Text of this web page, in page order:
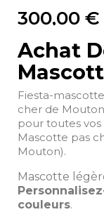
300,00 €
Achat
Fiesta-
cher de
pour toutes vos
Mascotte pas
Mouton).
Mascotte
couleurs.